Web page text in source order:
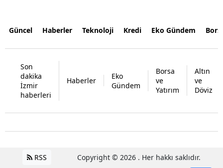
Güncel Haberler Teknoloji Kredi Eko Gündem
Son
dakika
İzmir
haberleri
Haberler
Eko
Gündem
Borsa
ve
Yatırım
Altın
ve
Döviz
RSS Copyright © 2026 . Her hakkı saklıdır.